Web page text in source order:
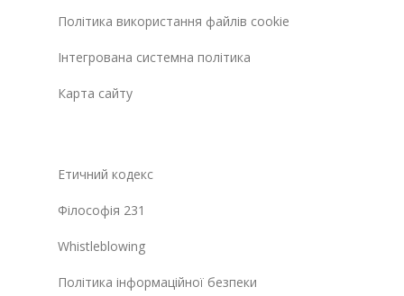
Політика використання файлів cookie
Інтегрована системна політика
Карта сайту
Етичний кодекс
Філософія 231
Whistleblowing
Політика інформаційної безпеки